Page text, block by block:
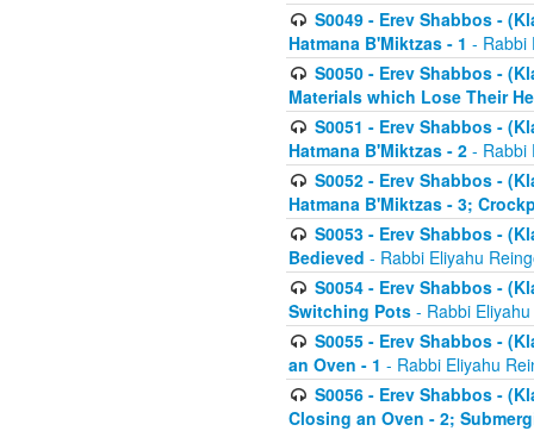
S0049 - Erev Shabbos -
Hatmana B'Miktzas - 1 - Rabbi
S0050 - Erev Shabbos -
Materials which Lose Their
S0051 - Erev Shabbos -
Hatmana B'Miktzas - 2 - Rabbi
S0052 - Erev Shabbos -
Hatmana B'Miktzas - 3;
S0053 - Erev Shabbos -
Bedieved - Rabbi Eliyahu
S0054 - Erev Shabbos -
Switching Pots - Rabbi
S0055 - Erev Shabbos -
an Oven - 1 - Rabbi Eliyahu
S0056 - Erev Shabbos -
Closing an Oven - 2;